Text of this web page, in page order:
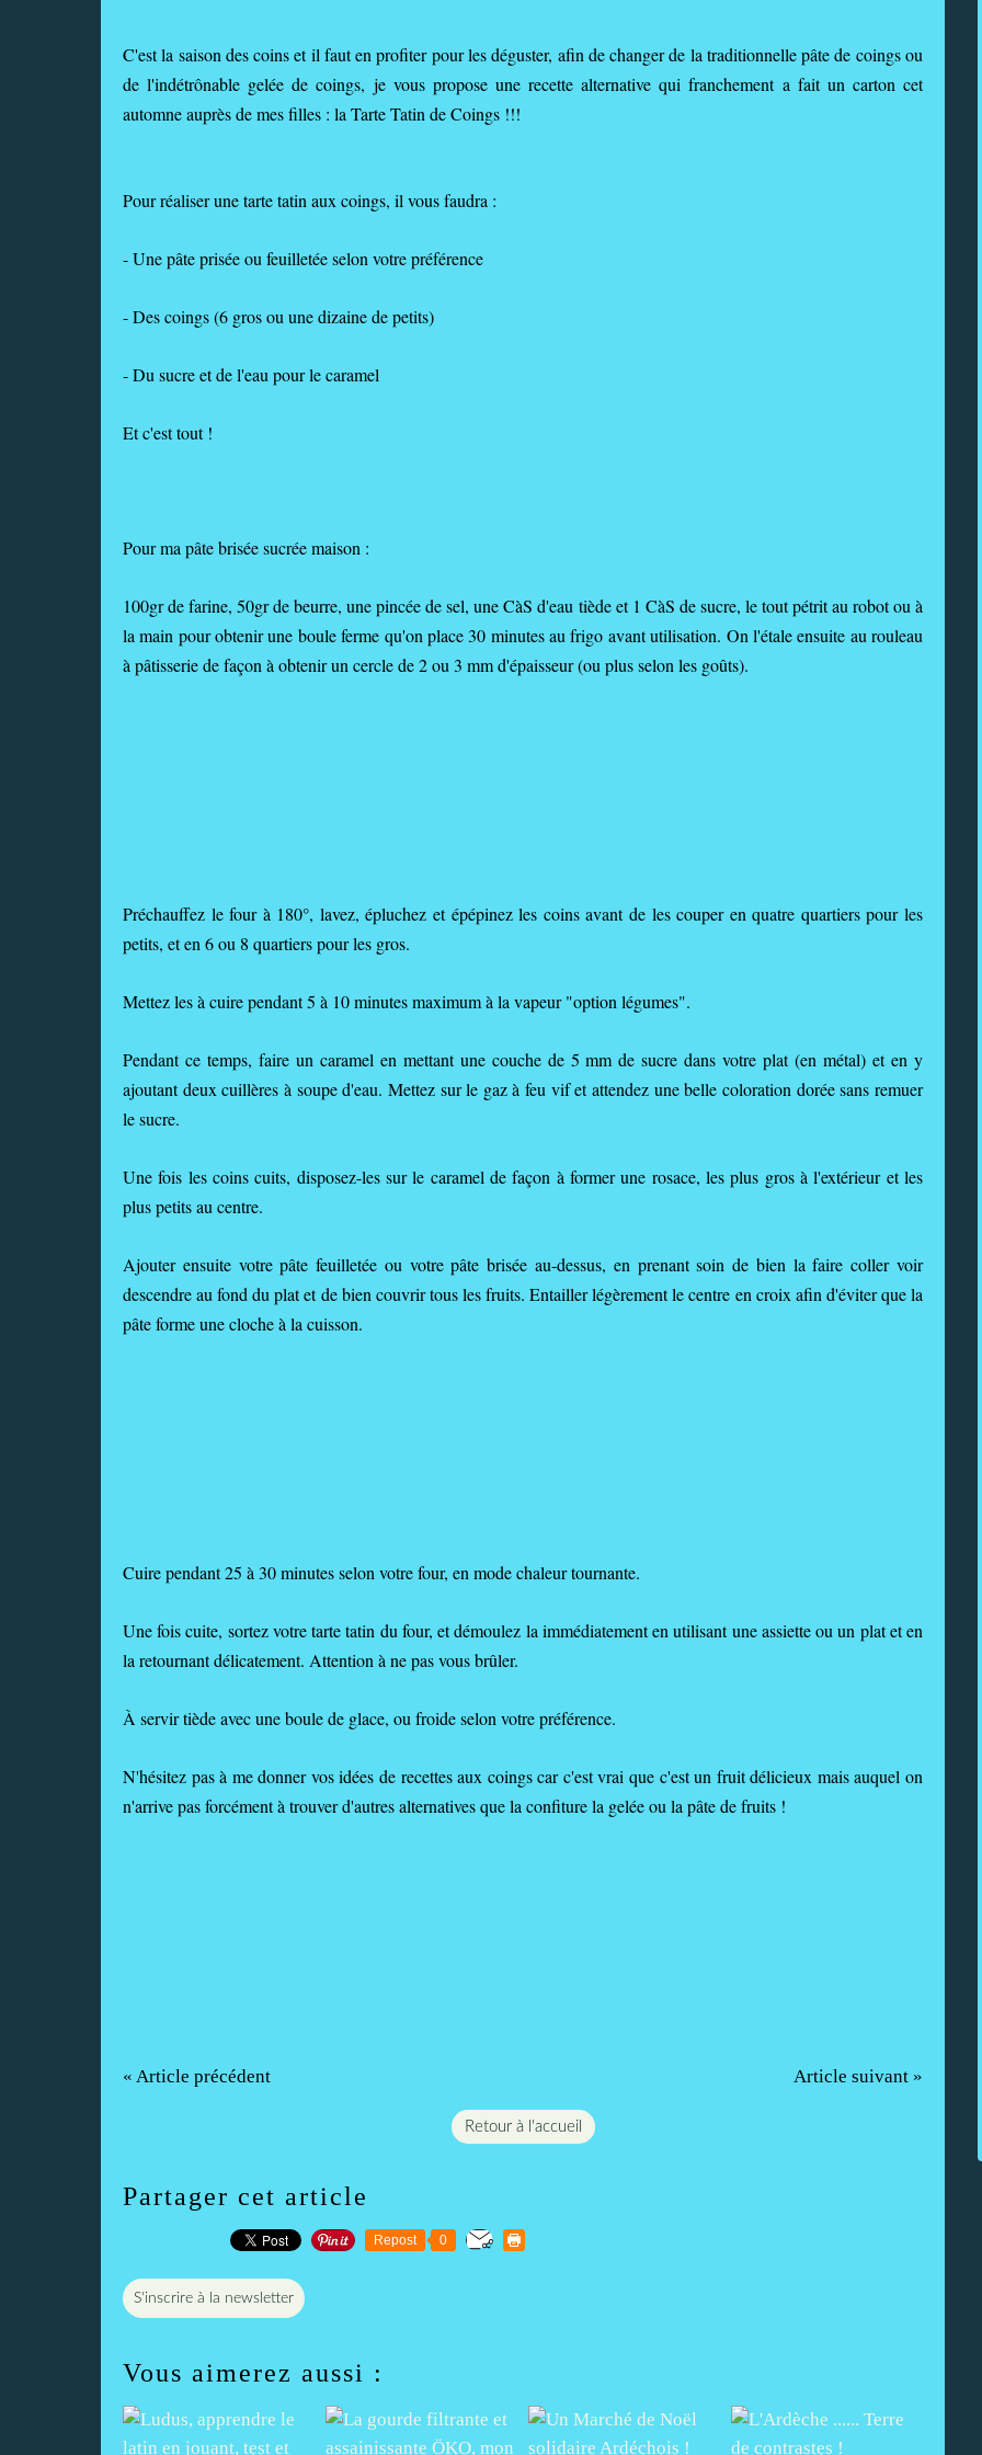
C'est la saison des coins et il faut en profiter pour les déguster, afin de changer de la traditionnelle pâte de coings ou
de l'indétrônable gelée de coings, je vous propose une recette alternative qui franchement a fait un carton cet
automne auprès de mes filles : la Tarte Tatin de Coings !!!
Pour réaliser une tarte tatin aux coings, il vous faudra :
- Une pâte prisée ou feuilletée selon votre préférence
- Des coings (6 gros ou une dizaine de petits)
- Du sucre et de l'eau pour le caramel
Et c'est tout !
Pour ma pâte brisée sucrée maison :
100gr de farine, 50gr de beurre, une pincée de sel, une CàS d'eau tiède et 1 CàS de sucre, le tout pétrit au robot ou à
la main pour obtenir une boule ferme qu'on place 30 minutes au frigo avant utilisation. On l'étale ensuite au rouleau
à pâtisserie de façon à obtenir un cercle de 2 ou 3 mm d'épaisseur (ou plus selon les goûts).
Préchauffez le four à 180°, lavez, épluchez et épépinez les coins avant de les couper en quatre quartiers pour les
petits, et en 6 ou 8 quartiers pour les gros.
Mettez les à cuire pendant 5 à 10 minutes maximum à la vapeur "option légumes".
Pendant ce temps, faire un caramel en mettant une couche de 5 mm de sucre dans votre plat (en métal) et en y
ajoutant deux cuillères à soupe d'eau. Mettez sur le gaz à feu vif et attendez une belle coloration dorée sans remuer
le sucre.
Une fois les coins cuits, disposez-les sur le caramel de façon à former une rosace, les plus gros à l'extérieur et les
plus petits au centre.
Ajouter ensuite votre pâte feuilletée ou votre pâte brisée au-dessus, en prenant soin de bien la faire coller voir
descendre au fond du plat et de bien couvrir tous les fruits. Entailler légèrement le centre en croix afin d'éviter que la
pâte forme une cloche à la cuisson.
Cuire pendant 25 à 30 minutes selon votre four, en mode chaleur tournante.
Une fois cuite, sortez votre tarte tatin du four, et démoulez la immédiatement en utilisant une assiette ou un plat et en
la retournant délicatement. Attention à ne pas vous brûler.
À servir tiède avec une boule de glace, ou froide selon votre préférence.
N'hésitez pas à me donner vos idées de recettes aux coings car c'est vrai que c'est un fruit délicieux mais auquel on
n'arrive pas forcément à trouver d'autres alternatives que la confiture la gelée ou la pâte de fruits !
« Article précédent Article suivant »
Retour à l'accueil
Partager cet article
Repost 0
S'inscrire à la newsletter
Vous aimerez aussi :